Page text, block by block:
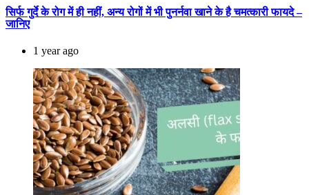
सिर्फ गुर्दे के रोग में ही नहीं, अन्य रोगों में भी पुनर्नवा खाने के है चमत्कारी फायदे –
जानिए
1 year ago